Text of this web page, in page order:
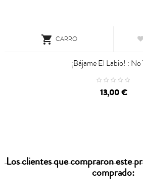
 CARRO
¡Bájame El Labio! : No
13,00 €
Los clientes que compraron este
comprado: